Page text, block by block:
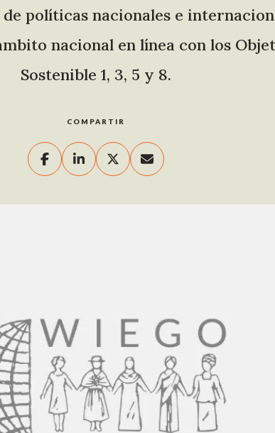
políticas nacionales e
nacional en línea con los
Sostenible 1, 3, 5 y 8.
COMPARTIR